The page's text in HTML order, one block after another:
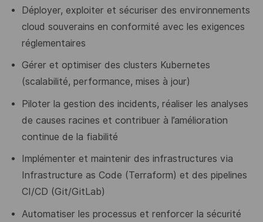
Déployer, exploiter et sécuriser des environnements
cloud souverains en conformité avec les exigences
réglementaires
Gérer et optimiser des clusters Kubernetes
(scalabilité, performance, mises à jour)
Piloter la gestion des incidents, réaliser les analyses
de causes racines et contribuer à l’amélioration
continue de la fiabilité
Implémenter et maintenir des infrastructures via
Infrastructure as Code (Terraform) et des pipelines
CI/CD (Git/GitLab)
Automatiser les processus et renforcer la sécurité